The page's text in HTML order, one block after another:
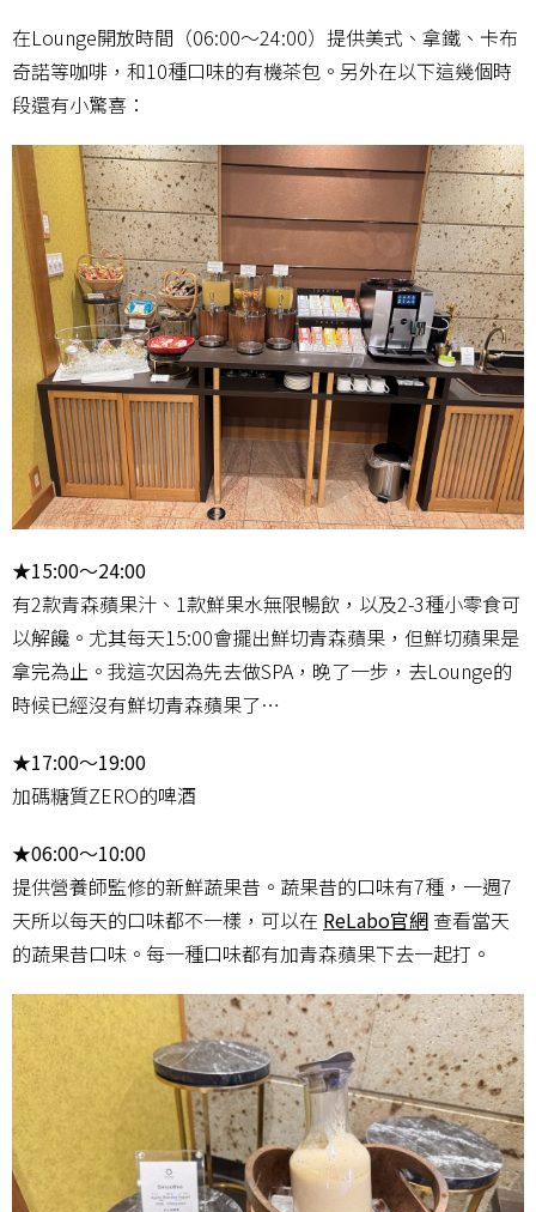
在Lounge開放時間（06:00～24:00）提供美式、拿鐵、卡布
奇諾等咖啡，和10種口味的有機茶包。另外在以下這幾個時
段還有小驚喜：
★15:00～24:00
有2款青森蘋果汁、1款鮮果水無限暢飲，以及2-3種小零食可
以解饞。尤其每天15:00會擺出鮮切青森蘋果，但鮮切蘋果是
拿完為止。我這次因為先去做SPA，晚了一步，去Lounge的
時候已經沒有鮮切青森蘋果了…
★17:00～19:00
加碼糖質ZERO的啤酒
★06:00～10:00
提供營養師監修的新鮮蔬果昔。蔬果昔的口味有7種，一週7
天所以每天的口味都不一樣，可以在 ReLabo官網 查看當天
的蔬果昔口味。每一種口味都有加青森蘋果下去一起打。